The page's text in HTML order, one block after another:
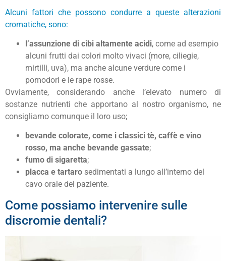
Alcuni fattori che possono condurre a queste alterazioni
cromatiche, sono:
l’assunzione di cibi altamente acidi, come ad esempio
alcuni frutti dai colori molto vivaci (more, ciliegie,
mirtilli, uva), ma anche alcune verdure come i
pomodori e le rape rosse.
Ovviamente, considerando anche l’elevato numero di
sostanze nutrienti che apportano al nostro organismo, ne
consigliamo comunque il loro uso;
bevande colorate, come i classici tè, caffè e vino
rosso, ma anche bevande gassate;
fumo di sigaretta;
placca e tartaro sedimentati a lungo all’interno del
cavo orale del paziente.
Come possiamo intervenire sulle
discromie dentali?